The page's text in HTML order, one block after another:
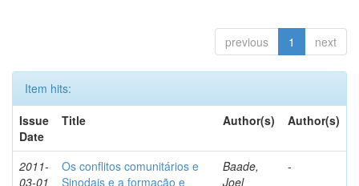
previous 1 next
Item hits:
Issue
Date
Title Author(s) Author(s)
2011-
03-01
Os conflitos comunitários e
Sinodais e a formação e
Baade,
Joel
-